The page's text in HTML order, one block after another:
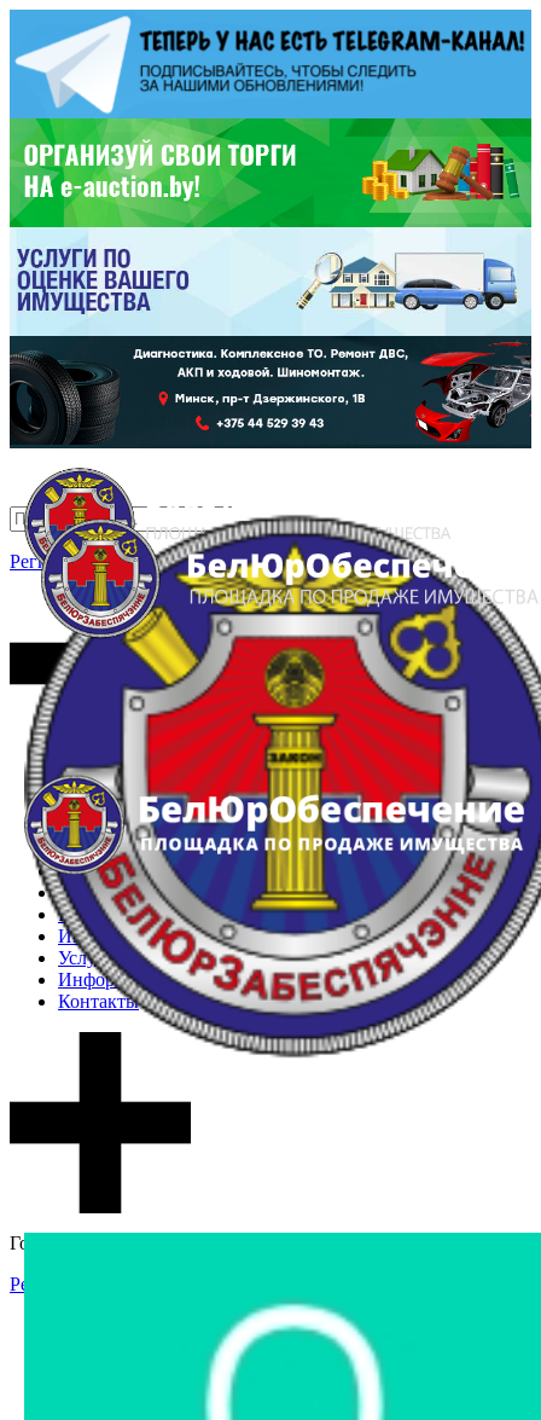
Регистрация Вход
Главная
Арестованное имущество
Реестр несостоявшихся торгов
Реестр переоценок
Частное имущество
Государственное имущество
Интернет-магазин
Интернет-витрина
Услуги
Информация
Контакты
Гостевой доступ
Регистрация
Интернет-магазин
Интернет-витрина